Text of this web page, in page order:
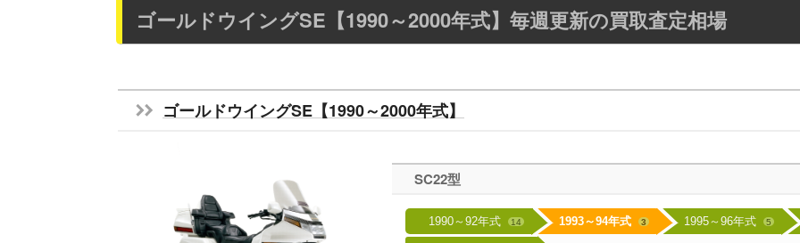
ゴールドウイングSE【1990～2000年式】毎週更新の買取査定相場
ゴールドウイングSE【1990～2000年式】
SC22型
1990～92年式 14 1993～94年式 3 1995～96年式 5